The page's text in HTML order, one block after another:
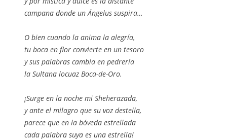
campana donde un Ángelus suspira…
O bien cuando la anima la alegría,
tu boca en flor convierte en un tesoro
y sus palabras cambia en pedrería
la Sultana locuaz Boca-de-Oro.
¡Surge en la noche mi Sheherazada,
y ante el milagro que su voz destella,
parece que en la bóveda estrellada
cada palabra suya es una estrella!